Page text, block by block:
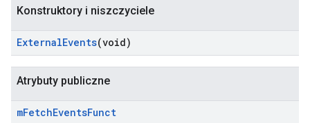
Konstruktory i niszczyciele
ExternalEvents(void)
Atrybuty publiczne
mFetchEventsFunct